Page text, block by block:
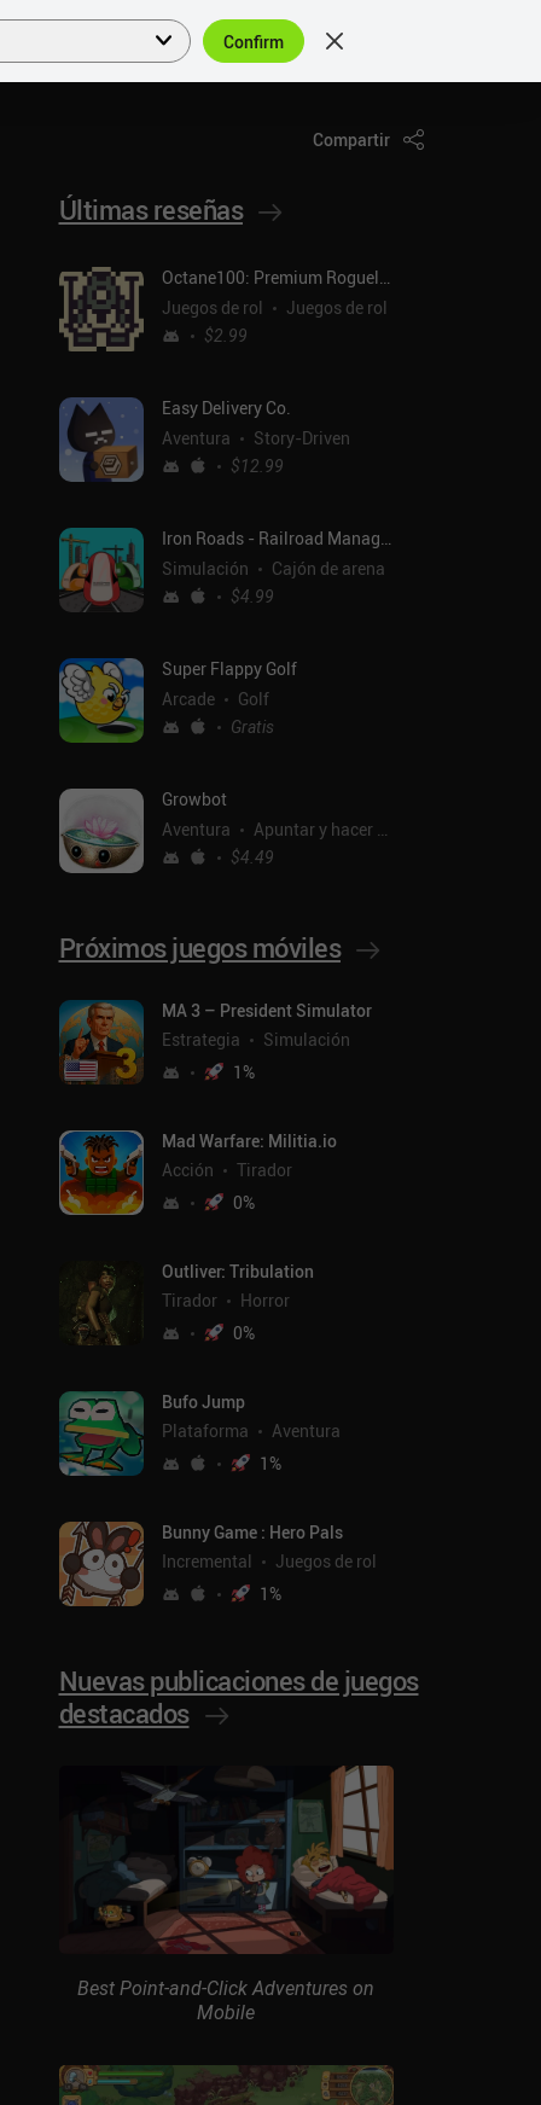
ES
Compartir
Últimas reseñas
Octane100: Premium Roguelike
Juegos de rol
Juegos de rol
$2.99
Easy Delivery Co.
Aventura
Story-Driven
$12.99
Iron Roads - Railroad Manager
Simulación
Cajón de arena
$4.99
Super Flappy Golf
Arcade
Golf
Gratis
Growbot
Aventura
Apuntar y hacer clic
$4.49
Próximos juegos móviles
MA 3 – President Simulator
Estrategia
Simulación
1%
Mad Warfare: Militia.io
Acción
Tirador
0%
Outliver: Tribulation
Tirador
Horror
0%
Bufo Jump
Plataforma
Aventura
1%
Bunny Game : Hero Pals
Incremental
Juegos de rol
1%
Nuevas publicaciones de juegos
destacados
Best Point-and-Click Adventures on
Mobile
Confirm